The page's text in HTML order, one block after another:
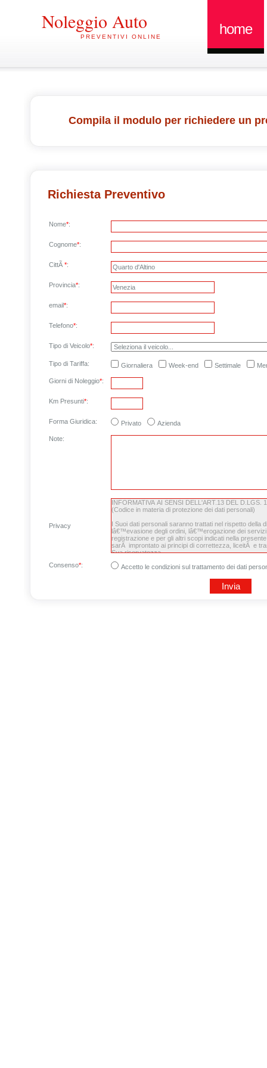
Noleggio Auto
PREVENTIVI ONLINE home
Compila il modulo per richiedere un
Richiesta Preventivo
Nome*:
Cognome*:
CittÃ *:
Provincia*:
email*:
Telefono*:
Tipo di Veicolo*:
Tipo di Tariffa: Giornaliera Week-end Settimale
Giorni di Noleggio*:
Km Presunti*:
Forma Giuridica: Privato Azienda
Note:
Privacy
Consenso*: Accetto le condizioni sul trattamento dei dati